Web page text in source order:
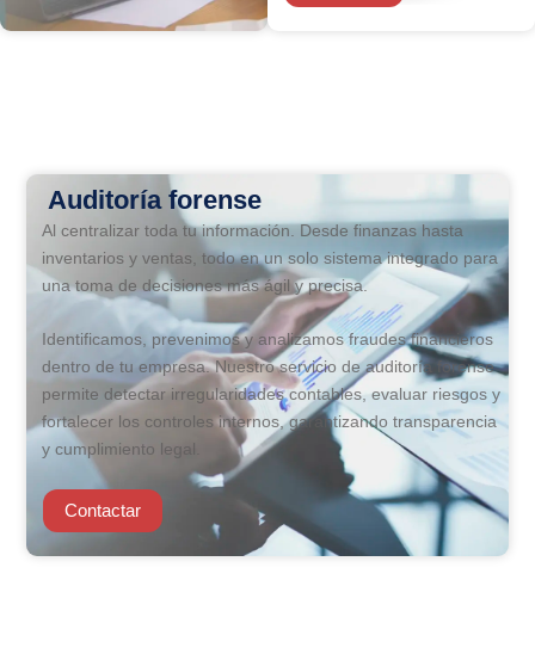
Auditoría forense
Al centralizar toda tu información. Desde finanzas hasta
inventarios y ventas, todo en un solo sistema integrado para
una toma de decisiones más ágil y precisa.
Identificamos, prevenimos y analizamos fraudes financieros
dentro de tu empresa. Nuestro servicio de auditoría forense
permite detectar irregularidades contables, evaluar riesgos y
fortalecer los controles internos, garantizando transparencia
y cumplimiento legal.
Contactar